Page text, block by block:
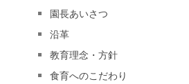
園長あいさつ
沿革
教育理念・方針
食育へのこだわり